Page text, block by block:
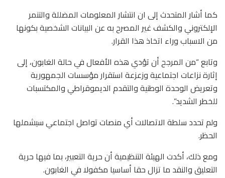
كما أشار المتحدث إلى ان انتشار المعلومات المضللة والتنمر
الإلكتروني والكشف غير المصرح به عن البيانات الشخصية بكونها
من الاسباب وراء اتخاذ هذا القرار.
وتابع “من المرجح أن تؤدي هذه الأفعال في حالة الغابون، إلى
إثارة نزاعات اجتماعية وزعزعة استقرار مؤسسات الجمهورية
وتعريض الوحدة الوطنية والتقدم الديموقراطي والمكتسبات
للخطر الشديد”.
ولم تحدد سلطة الاتصالات أي منصات تواصل اجتماعي سيشملها
الحظر.
ومع ذلك، أكدت الهيئة التنظيمية أن حرية التعبير، بما فيها حرية
التعليق والنقد ما تزال حقا أساسيا مكفولا في الغابون.